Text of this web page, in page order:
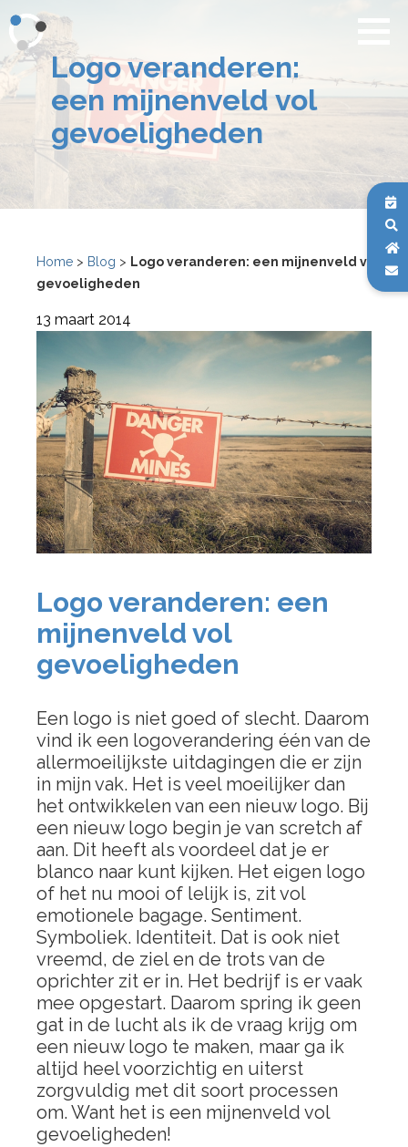
Logo veranderen:
een mijnenveld vol
gevoeligheden
Home > Blog > Logo veranderen: een mijnenveld vol
gevoeligheden
13 maart 2014
Logo veranderen: een
mijnenveld vol
gevoeligheden
Een logo is niet goed of slecht. Daarom
vind ik een logoverandering één van de
allermoeilijkste uitdagingen die er zijn
in mijn vak. Het is veel moeilijker dan
het ontwikkelen van een nieuw logo. Bij
een nieuw logo begin je van scretch af
aan. Dit heeft als voordeel dat je er
blanco naar kunt kijken. Het eigen logo
of het nu mooi of lelijk is, zit vol
emotionele bagage. Sentiment.
Symboliek. Identiteit. Dat is ook niet
vreemd, de ziel en de trots van de
oprichter zit er in. Het bedrijf is er vaak
mee opgestart. Daarom spring ik geen
gat in de lucht als ik de vraag krijg om
een nieuw logo te maken, maar ga ik
altijd heel voorzichtig en uiterst
zorgvuldig met dit soort processen
om. Want het is een mijnenveld vol
gevoeligheden!